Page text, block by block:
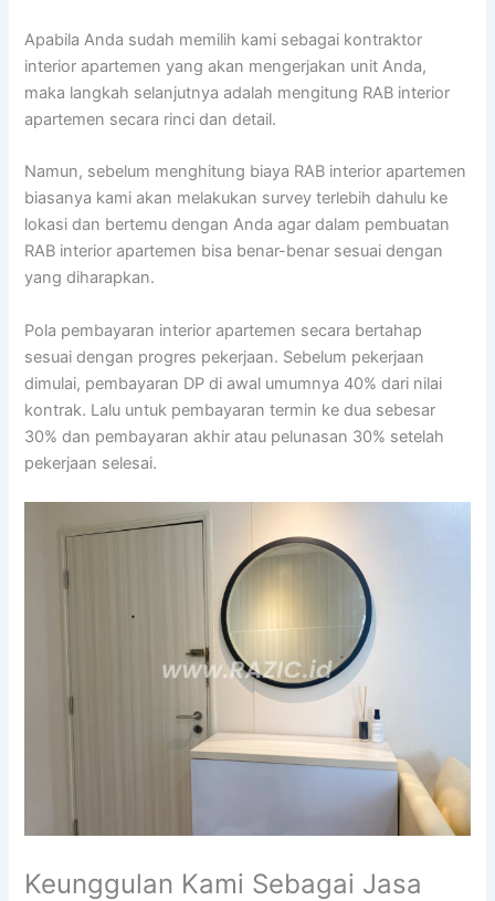
Apabila Anda sudah memilih kami sebagai kontraktor
interior apartemen yang akan mengerjakan unit Anda,
maka langkah selanjutnya adalah mengitung RAB interior
apartemen secara rinci dan detail.
Namun, sebelum menghitung biaya RAB interior apartemen
biasanya kami akan melakukan survey terlebih dahulu ke
lokasi dan bertemu dengan Anda agar dalam pembuatan
RAB interior apartemen bisa benar-benar sesuai dengan
yang diharapkan.
Pola pembayaran interior apartemen secara bertahap
sesuai dengan progres pekerjaan. Sebelum pekerjaan
dimulai, pembayaran DP di awal umumnya 40% dari nilai
kontrak. Lalu untuk pembayaran termin ke dua sebesar
30% dan pembayaran akhir atau pelunasan 30% setelah
pekerjaan selesai.
Keunggulan Kami Sebagai Jasa